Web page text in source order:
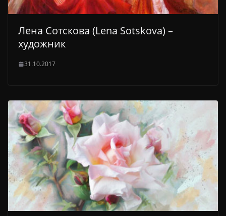
Лена Сотскова (Lena Sotskova) –
художник
31.10.2017